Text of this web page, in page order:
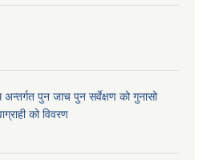
अन्तर्गत पुन जाच पुन सर्वेक्षण को गुनासो
को विवरण